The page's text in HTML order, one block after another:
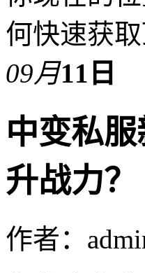
何快速获
09月11日
中变私
升战力？
作者：